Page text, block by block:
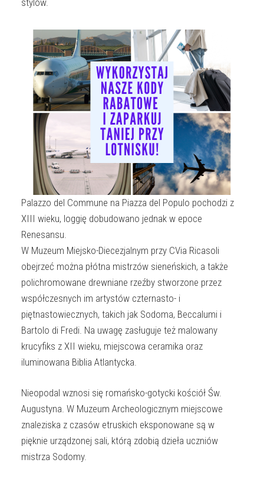
stylów.
Palazzo del Commune na Piazza del Populo pochodzi z
XIII wieku, loggię dobudowano jednak w epoce
Renesansu.
W Muzeum Miejsko-Diecezjalnym przy CVia Ricasoli
obejrzeć można płótna mistrzów sieneńskich, a także
polichromowane drewniane rzeźby stworzone przez
współczesnych im artystów czternasto- i
piętnastowiecznych, takich jak Sodoma, Beccalumi i
Bartolo di Fredi. Na uwagę zasługuje też malowany
krucyfiks z XII wieku, miejscowa ceramika oraz
iluminowana Biblia Atlantycka.
Nieopodal wznosi się romańsko-gotycki kościół Św.
Augustyna. W Muzeum Archeologicznym miejscowe
znaleziska z czasów etruskich eksponowane są w
pięknie urządzonej sali, którą zdobią dzieła uczniów
mistrza Sodomy.